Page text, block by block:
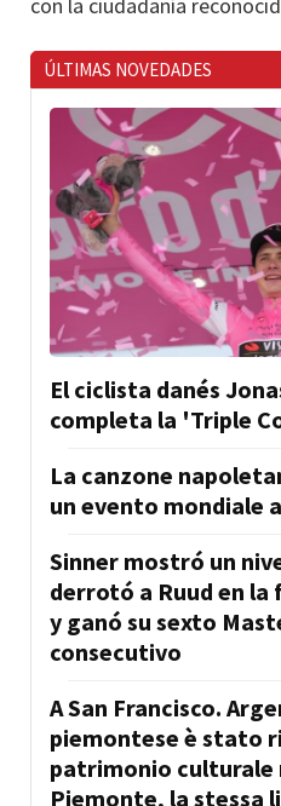
con la ciudadanía
ÚLTIMAS NOVEDADES
El ciclista danés
completa la 'Triple
La canzone
un evento mondiale
Sinner mostró un
derrotó a Ruud en la
y ganó su sexto
consecutivo
A San Francisco.
piemontese è stato
patrimonio culturale
Piemonte, la stessa